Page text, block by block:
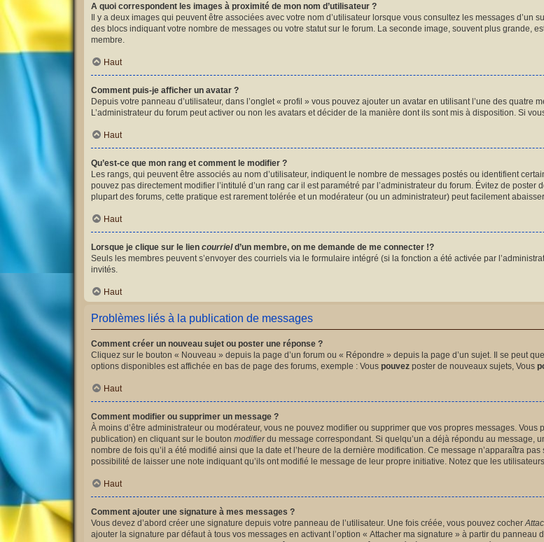
A quoi correspondent les images à proximité de mon nom d’utilisateur ?
Il y a deux images qui peuvent être associées avec votre nom d’utilisateur lorsque vous consultez les messages d’un
des blocs indiquant votre nombre de messages ou votre statut sur le forum. La seconde image, souvent plus grande,
membre.
Haut
Comment puis-je afficher un avatar ?
Depuis votre panneau d’utilisateur, dans l’onglet « profil » vous pouvez ajouter un avatar en utilisant l’une des quatre
L’administrateur du forum peut activer ou non les avatars et décider de la manière dont ils sont mis à disposition. Si
Haut
Qu’est-ce que mon rang et comment le modifier ?
Les rangs, qui peuvent être associés au nom d’utilisateur, indiquent le nombre de messages postés ou identifient
pouvez pas directement modifier l’intitulé d’un rang car il est paramétré par l’administrateur du forum. Évitez de
plupart des forums, cette pratique est rarement tolérée et un modérateur (ou un administrateur) peut facilement
Haut
Lorsque je clique sur le lien courrield’un membre, on me demande de me connecter !?
Seuls les membres peuvent s’envoyer des courriels via le formulaire intégré (si la fonction a été activée par
invités.
Haut
Problèmes liés à la publication de messages
Comment créer un nouveau sujet ou poster une réponse ?
Cliquez sur le bouton « Nouveau » depuis la page d’un forum ou « Répondre » depuis la page d’un sujet. Il se peut
options disponibles est affichée en bas de page des forums, exemple : Vous pouvez poster de nouveaux sujets, Vous
Haut
Comment modifier ou supprimer un message ?
À moins d’être administrateur ou modérateur, vous ne pouvez modifier ou supprimer que vos propres messages.
publication) en cliquant sur le bouton modifierdu message correspondant. Si quelqu’un a déjà répondu au message,
nombre de fois qu’il a été modifié ainsi que la date et l’heure de la dernière modification. Ce message n’apparaîtra
possibilité de laisser une note indiquant qu’ils ont modifié le message de leur propre initiative. Notez que les
Haut
Comment ajouter une signature à mes messages ?
Vous devez d’abord créer une signature depuis votre panneau de l’utilisateur. Une fois créée, vous pouvez cocher
ajouter la signature par défaut à tous vos messages en activant l’option « Attacher ma signature » à partir du panneau